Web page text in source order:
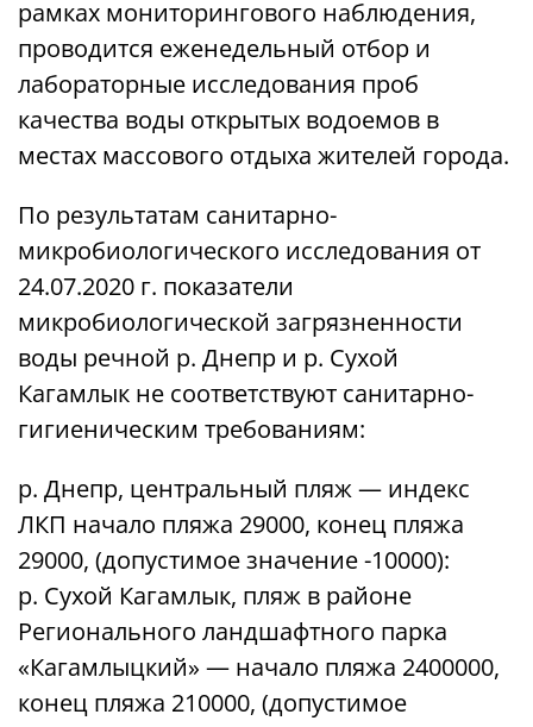
рамках мониторингового наблюдения,
проводится еженедельный отбор и
лабораторные исследования проб
качества воды открытых водоемов в
местах массового отдыха жителей города.
По результатам санитарно-
микробиологического исследования от
24.07.2020 г. показатели
микробиологической загрязненности
воды речной р. Днепр и р. Сухой
Кагамлык не соответствуют санитарно-
гигиеническим требованиям:
р. Днепр, центральный пляж — индекс
ЛКП начало пляжа 29000, конец пляжа
29000, (допустимое значение -10000):
р. Сухой Кагамлык, пляж в районе
Регионального ландшафтного парка
«Кагамлыцкий» — начало пляжа 2400000,
конец пляжа 210000, (допустимое